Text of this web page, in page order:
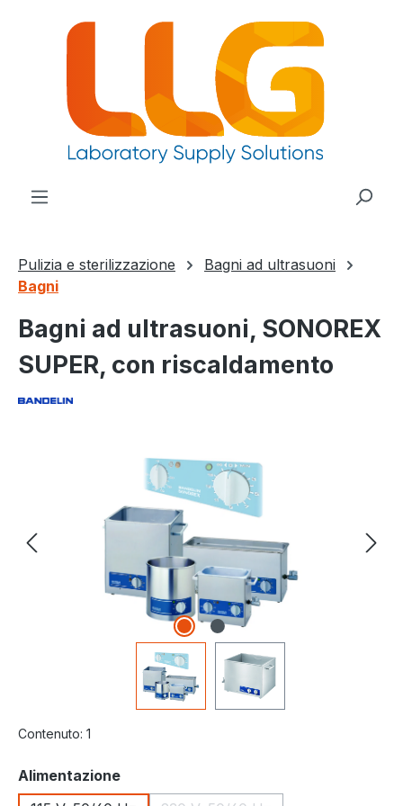
principale
Pulizia e sterilizzazione
Bagni ad ultrasuoni
Bagni
Bagni ad ultrasuoni, SONOREX
SUPER, con riscaldamento
Contenuto: 1
Seleziona
Alimentazione